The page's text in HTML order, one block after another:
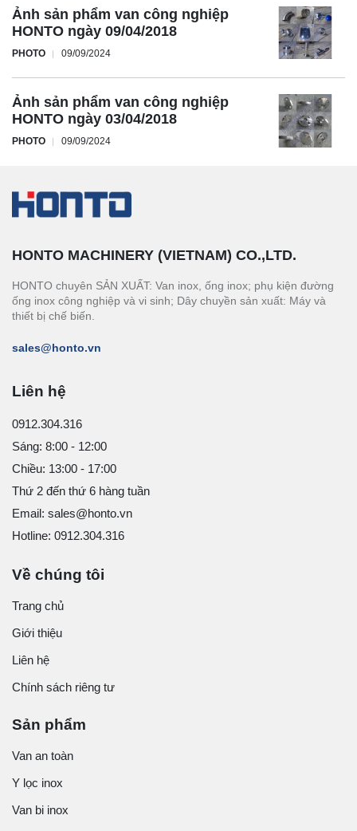
Ảnh sản phẩm van công nghiệp
HONTO ngày 09/04/2018
PHOTO 09/09/2024
Ảnh sản phẩm van công nghiệp
HONTO ngày 03/04/2018
PHOTO 09/09/2024
HONTO MACHINERY (VIETNAM) CO.,LTD.
HONTO chuyên SẢN XUẤT: Van inox, ống inox; phụ kiện đường
ống inox công nghiệp và vi sinh; Dây chuyền sản xuất: Máy và
thiết bị chế biến.
sales@honto.vn
Liên hệ
0912.304.316
Sáng: 8:00 - 12:00
Chiều: 13:00 - 17:00
Thứ 2 đến thứ 6 hàng tuần
Email: sales@honto.vn
Hotline: 0912.304.316
Về chúng tôi
Trang chủ
Giới thiệu
Liên hệ
Chính sách riêng tư
Sản phẩm
Van an toàn
Y lọc inox
Van bi inox